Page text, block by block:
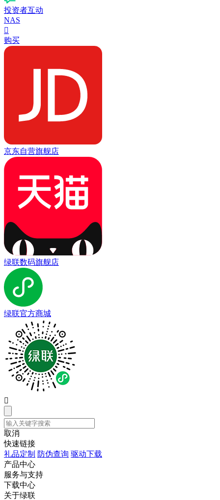
投资者互动
NAS

购买
京东自营旗舰店
绿联数码旗舰店
绿联官方商城

取消
快速链接
礼品定制 防伪查询 驱动下载
产品中心
服务与支持
下载中心
关于绿联